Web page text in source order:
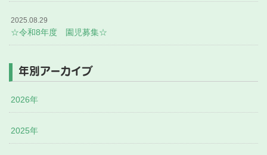
2025.08.29
☆令和8年度 園児募集☆
年別アーカイブ
2026年
2025年